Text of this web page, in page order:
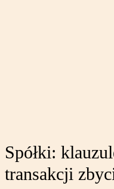
Spółki:
transakcji